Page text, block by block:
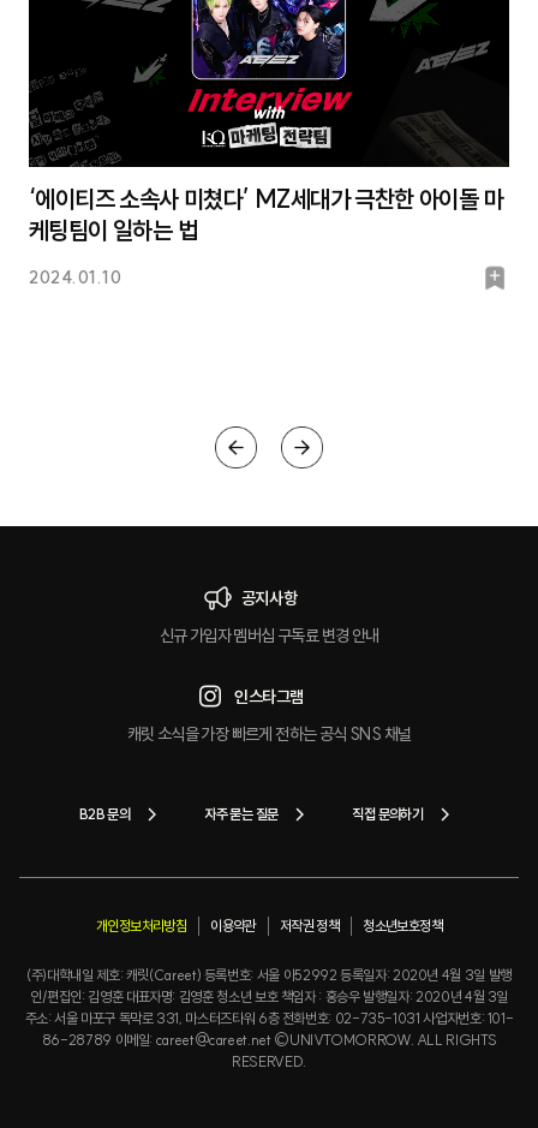
‘에이티즈 소속사 미쳤다’ MZ세대가 극찬한 아이돌 마
케팅팀이 일하는 법
2024.01.10
북
공지사항
신규 가입자 멤버십 구독료 변경 안내
인스타그램
캐릿 소식을 가장 빠르게 전하는 공식 SNS 채널
B2B 문의 자주 묻는 질문 직접 문의하기
개인정보처리방침 이용약관 저작권 정책 청소년보호정책
(주)대학내일 제호: 캐릿(Careet) 등록번호: 서울 아52992 등록일자: 2020년 4월 3일 발행
인/편집인: 김영훈 대표자명: 김영훈 청소년 보호 책임자 : 홍승우 발행일자: 2020년 4월 3일
주소: 서울 마포구 독막로 331, 마스터즈타워 6층 전화번호: 02-735-1031 사업자번호: 101-
86-28789 이메일: careet@careet.net ©UNIVTOMORROW. ALL RIGHTS
RESERVED.